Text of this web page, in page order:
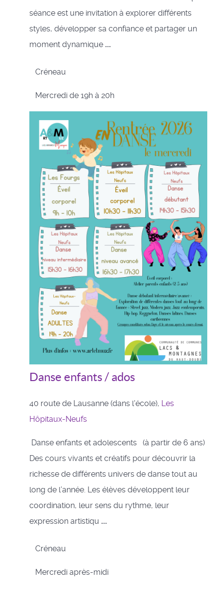
séance est une invitation à explorer différents
styles, développer sa confiance et partager un
moment dynamique ...
Créneau
Mercredi de 19h à 20h
Danse enfants / ados
40 route de Lausanne (dans l'école), Les
Hôpitaux-Neufs
Danse enfants et adolescents (à partir de 6 ans)
Des cours vivants et créatifs pour découvrir la
richesse de différents univers de danse tout au
long de l’année. Les élèves développent leur
coordination, leur sens du rythme, leur
expression artistiqu ...
Créneau
Mercredi après-midi